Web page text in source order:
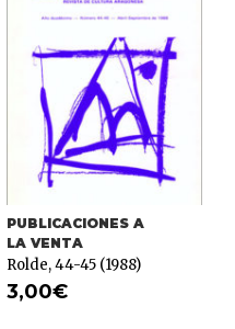
PUBLICACIONES A
LA VENTA
Rolde, 44-45 (1988)
3,00€